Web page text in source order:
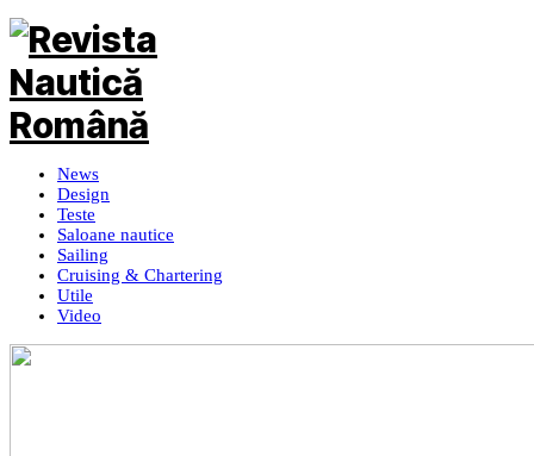
News
Design
Teste
Saloane nautice
Sailing
Cruising & Chartering
Utile
Video